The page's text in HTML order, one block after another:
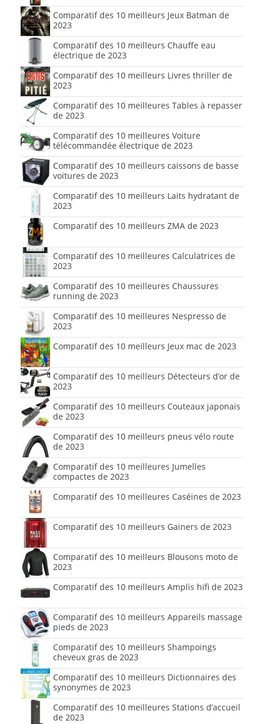
Comparatif des 10 meilleurs Jeux Batman de
2023
Comparatif des 10 meilleurs Chauffe eau
électrique de 2023
Comparatif des 10 meilleurs Livres thriller de
2023
Comparatif des 10 meilleures Tables à repasser
de 2023
Comparatif des 10 meilleures Voiture
télécommandée électrique de 2023
Comparatif des 10 meilleurs caissons de basse
voitures de 2023
Comparatif des 10 meilleurs Laits hydratant de
2023
Comparatif des 10 meilleurs ZMA de 2023
Comparatif des 10 meilleures Calculatrices de
2023
Comparatif des 10 meilleures Chaussures
running de 2023
Comparatif des 10 meilleures Nespresso de
2023
Comparatif des 10 meilleurs Jeux mac de 2023
Comparatif des 10 meilleurs Détecteurs d’or de
2023
Comparatif des 10 meilleurs Couteaux japonais
de 2023
Comparatif des 10 meilleurs pneus vélo route
de 2023
Comparatif des 10 meilleures Jumelles
compactes de 2023
Comparatif des 10 meilleures Caséines de 2023
Comparatif des 10 meilleurs Gainers de 2023
Comparatif des 10 meilleurs Blousons moto de
2023
Comparatif des 10 meilleurs Amplis hifi de 2023
Comparatif des 10 meilleurs Appareils massage
pieds de 2023
Comparatif des 10 meilleurs Shampoings
cheveux gras de 2023
Comparatif des 10 meilleurs Dictionnaires des
synonymes de 2023
Comparatif des 10 meilleures Stations d’accueil
de 2023